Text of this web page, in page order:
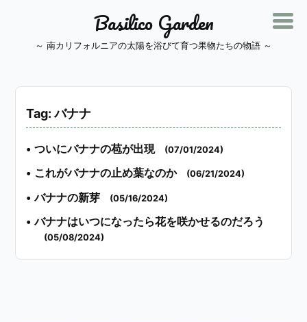
Basilico Garden
～ 南カリフォルニアの太陽を浴びて育つ果物たちの物語 ～
Tag: バナナ
• ついにバナナの苞が出現 (07/01/2024)
• これがバナナの止め葉なのか (06/21/2024)
• バナナの新芽 (05/16/2024)
• バナナはいつになったら花を咲かせるのだろう
(05/08/2024)